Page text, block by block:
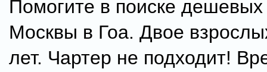
Помогите в поиске дешевых
Москвы в Гоа. Двое
лет. Чартер не подходит!